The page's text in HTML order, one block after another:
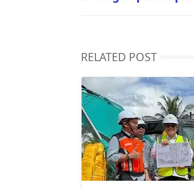
RELATED POST